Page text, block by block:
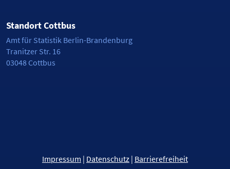
Standort Cottbus
Amt für Statistik Berlin-Brandenburg
Tranitzer Str. 16
03048 Cottbus
Impressum | Datenschutz | Barrierefreiheit